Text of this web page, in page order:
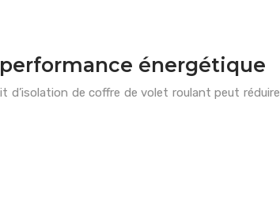
énergétique
d’isolation de coffre de volet roulant peut réduire